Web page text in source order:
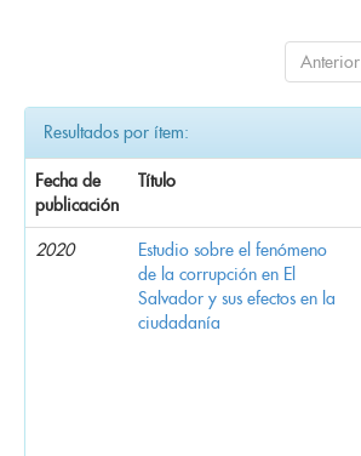
Anterior
Resultados por ítem:
Fecha de
publicación
Título
2020
Estudio sobre el fenómeno
de la corrupción en El
Salvador y sus efectos en la
ciudadanía